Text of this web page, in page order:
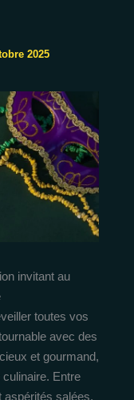
2025
invitant au
toutes vos
avec des
et gourmand,
Entre
aspérités salées,